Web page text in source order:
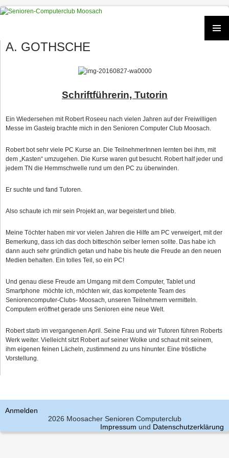
Zum
A. GOTHSCHE
Schriftführerin, Tutorin
Ein Wiedersehen mit Robert Roseeu nach vielen Jahren auf der Freiwilligen
Messe im Gasteig brachte mich in den Senioren Computer Club Moosach.
Robert bot sehr viele PC Kurse an. Die TeilnehmerInnen lernten bei ihm, mit
dem „Kasten“ umzugehen. Die Kurse waren gut besucht. Robert half jeder und
jedem TN die Hemmschwelle rund um den PC zu überwinden.
Er suchte und fand Tutoren.
Also schaute ich mir sein Projekt an, war begeistert und blieb.
Meine Töchter haben mir vor vielen Jahren die Hilfe am PC verweigert, mit der
Bemerkung, dass ich das doch bitteschön selber lernen sollte. Das habe ich
dann auch sehr gründlich getan und habe bis heute die Freude an den neuen
Medien behalten. Ein tolles Teil, so ein PC!
Und genau diese Freude am Umgang mit dem Computer, Tablet und
Smartphone möchte ich, möchten wir, das kompetente Team des
Seniorencomputer-Clubs- Moosach, unseren Teilnehmern vermitteln.
Computern eröffnet gerade uns Senioren eine neue Welt.
Robert starb im vergangenen April. Seine Frau und wir Tutoren führen Roberts
Werk weiter. Vielleicht sitzt Robert auf seiner Wolke und schaut mit seinem,
ihm eigenen feinen Lächeln, zustimmend zu uns hinunter. Eine tröstliche
Vorstellung.
Anmelden
2026 Moosacher Senioren Computerclub
Impressum und Datenschutzerklärung